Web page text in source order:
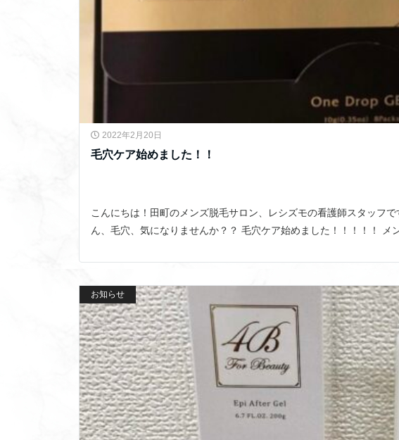
2022年2月20日
毛穴ケア始めました！！
こんにちは！田町のメンズ脱毛サロン、レシズモの看護師スタッフ
ん、毛穴、気になりませんか？？ 毛穴ケア始めました！！！！！ メ
お知らせ